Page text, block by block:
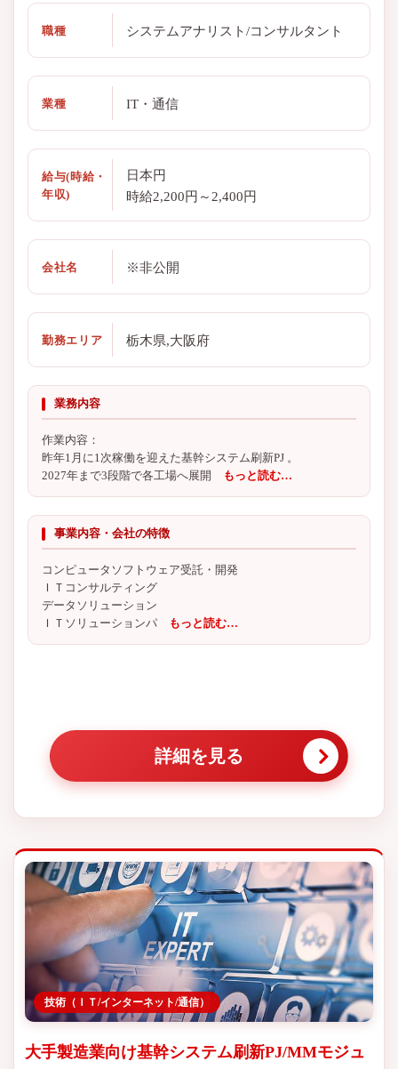
職種 システムアナリスト/コンサルタント
業種 IT・通信
給与(時給・
年収)
日本円
時給2,200円～2,400円
会社名 ※非公開
勤務エリア 栃木県,大阪府
業務内容
作業内容：
昨年1月に1次稼働を迎えた基幹システム刷新PJ 。
2027年まで3段階で各工場へ展開
もっと読む…
事業内容・会社の特徴
コンピュータソフトウェア受託・開発
ＩＴコンサルティング
データソリューション
ＩＴソリューションパ もっと読む…
詳細を見る
技術（ＩＴ/インターネット/通信）
大手製造業向け基幹システム刷新PJ/MMモジュ